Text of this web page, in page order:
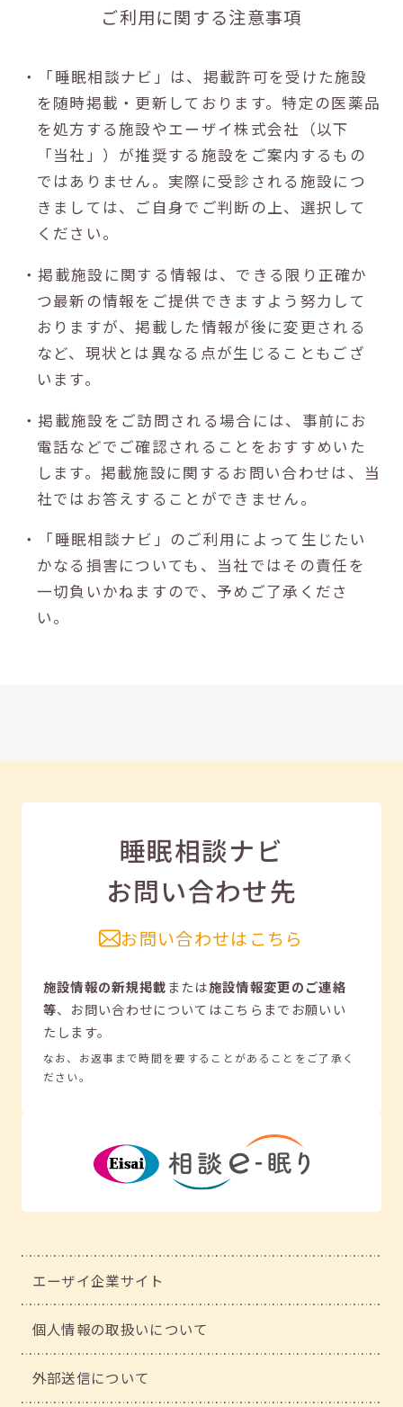
ご利用に関する注意事項
・「睡眠相談ナビ」は、掲載許可を受けた施設
を随時掲載・更新しております。特定の医薬品
を処方する施設やエーザイ株式会社（以下
「当社」）が推奨する施設をご案内するもの
ではありません。実際に受診される施設につ
きましては、ご自身でご判断の上、選択して
ください。
・掲載施設に関する情報は、できる限り正確か
つ最新の情報をご提供できますよう努力して
おりますが、掲載した情報が後に変更される
など、現状とは異なる点が生じることもござ
います。
・掲載施設をご訪問される場合には、事前にお
電話などでご確認されることをおすすめいた
します。掲載施設に関するお問い合わせは、当
社ではお答えすることができません。
・「睡眠相談ナビ」のご利用によって生じたい
かなる損害についても、当社ではその責任を
一切負いかねますので、予めご了承くださ
い。
睡眠相談ナビ
お問い合わせ先
お問い合わせはこちら
施設情報の新規掲載または施設情報変更のご連絡
等、 お問い合わせについてはこちらまでお願いい
たします。
なお、お返事まで時間を要することがあることをご了承く
ださい。
エーザイ企業サイト
個人情報の取扱いについて
外部送信について